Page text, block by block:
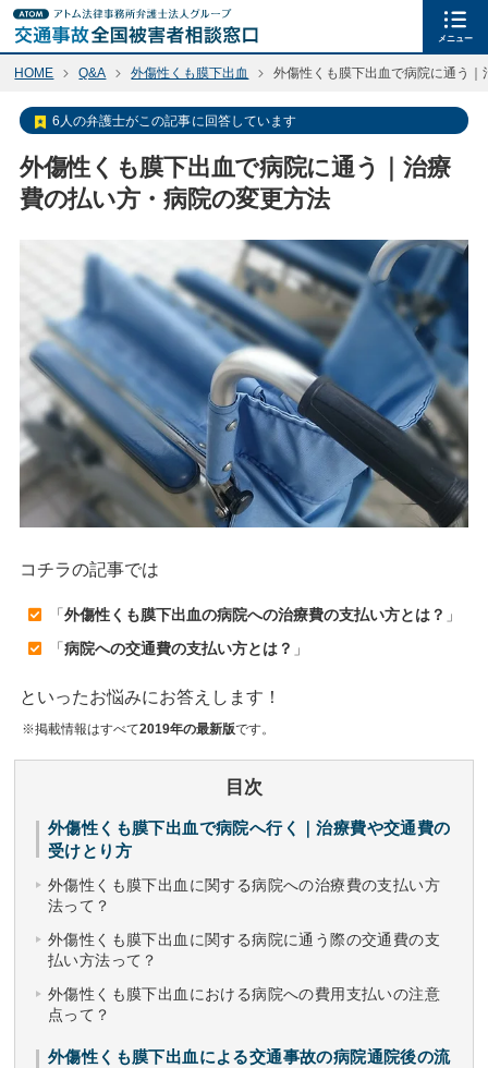
メニュー
HOME Q&A 外傷性くも膜下出血 外傷性くも膜下出血で病院に通う
6人の弁護士がこの記事に回答しています
外傷性くも膜下出血で病院に通う｜治療
費の払い方・病院の変更方法
コチラの記事では
「外傷性くも膜下出血の病院への治療費の支払い方とは？ 」
「病院への交通費の支払い方とは？ 」
といったお悩みにお答えします！
※掲載情報はすべて2019年の最新版です。
目次
外傷性くも膜下出血で病院へ行く｜治療費や交通費の
受けとり方
外傷性くも膜下出血に関する病院への治療費の支払い方
法って？
外傷性くも膜下出血に関する病院に通う際の交通費の支
払い方法って？
外傷性くも膜下出血における病院への費用支払いの注意
点って？
外傷性くも膜下出血による交通事故の病院通院後の流